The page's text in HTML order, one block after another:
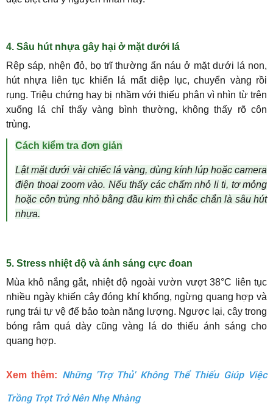
4. Sâu hút nhựa gây hại ở mặt dưới lá
Rệp sáp, nhện đỏ, bọ trĩ thường ẩn náu ở mặt dưới lá non,
hút nhựa liên tục khiến lá mất diệp lục, chuyển vàng rồi
rụng. Triệu chứng hay bị nhầm với thiếu phân vì nhìn từ trên
xuống lá chỉ thấy vàng bình thường, không thấy rõ côn
trùng.
Cách kiểm tra đơn giản
Lật mặt dưới vài chiếc lá vàng, dùng kính lúp hoặc camera
điện thoại zoom vào. Nếu thấy các chấm nhỏ li ti, tơ mỏng
hoặc côn trùng nhỏ bằng đầu kim thì chắc chắn là sâu hút
nhựa.
5. Stress nhiệt độ và ánh sáng cực đoan
Mùa khô nắng gắt, nhiệt độ ngoài vườn vượt 38°C liên tục
nhiều ngày khiến cây đóng khí khổng, ngừng quang hợp và
rụng trái tự vệ để bảo toàn năng lượng. Ngược lại, cây trong
bóng râm quá dày cũng vàng lá do thiếu ánh sáng cho
quang hợp.
Xem thêm: Những 'Trợ Thủ' Không Thể Thiếu Giúp Việc
Trồng Trọt Trở Nên Nhẹ Nhàng